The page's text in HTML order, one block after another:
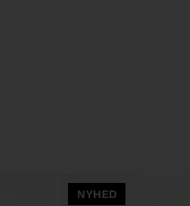
NYHED